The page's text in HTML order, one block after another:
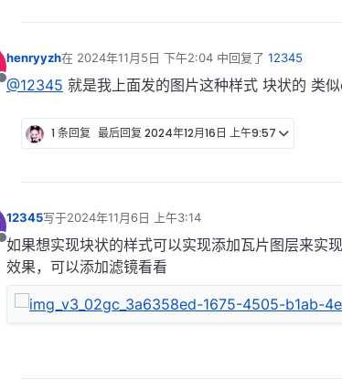
离线
henryyzh在 2024年11月5日 下午2:04 中回复了 12345
最后由 编辑
@12345 就是我上面发的图片这种样式 块状的 类
1 条回复 最后回复 2024年12月16日 上午9:57
离线
12345写于2024年11月6日 上午3:14
最后由 编辑
如果想实现块状的样式可以实现添加瓦片图层来实
效果，可以添加滤镜看看